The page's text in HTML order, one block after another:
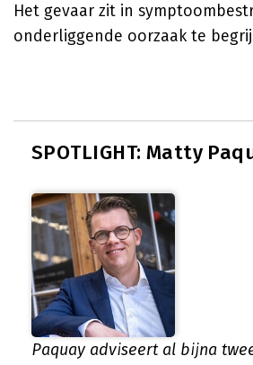
Het gevaar zit in
onderliggende oorzaak te
SPOTLIGHT: Matty
Paquay adviseert al bijna